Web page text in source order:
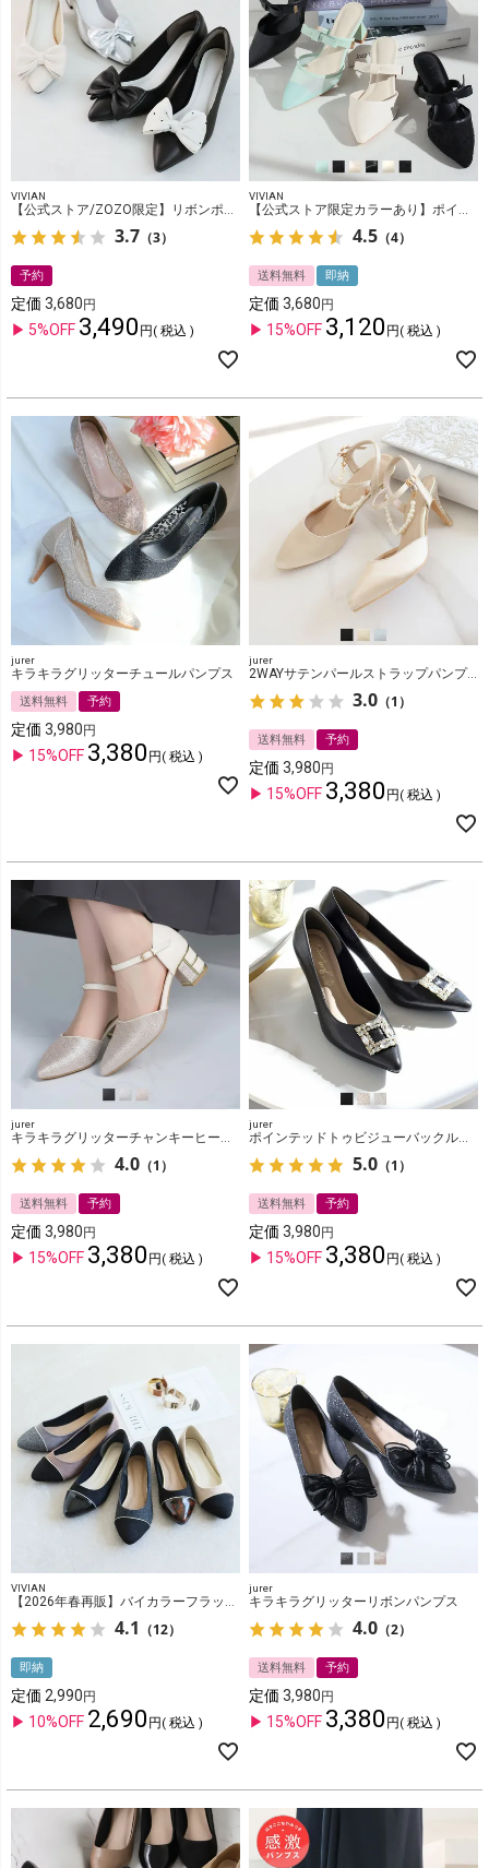
VIVIAN
【公式ストア/ZOZO限定】リボンポインテッドトゥパンプス
3.7 （3）
予約
定価 3,680
5%OFF 3,490 税込
VIVIAN
【公式ストア限定カラーあり】ポインテッドトゥリボンストラップミュールパンプス
4.5 （4）
送料無料 即納
定価 3,680
15%OFF 3,120 税込
jurer
キラキラグリッターチュールパンプス
送料無料 予約
定価 3,980
15%OFF 3,380 税込
jurer
2WAYサテンパールストラップパンプス
3.0 （1）
送料無料 予約
定価 3,980
15%OFF 3,380 税込
jurer
キラキラグリッターチャンキーヒールセパレートパンプス
4.0 （1）
送料無料 予約
定価 3,980
15%OFF 3,380 税込
jurer
ポインテッドトゥビジューバックルパンプス
5.0 （1）
送料無料 予約
定価 3,980
15%OFF 3,380 税込
VIVIAN
【2026年春再販】バイカラーフラットメタルヒールパンプス
4.1 （12）
即納
定価 2,990
10%OFF 2,690 税込
jurer
キラキラグリッターリボンパンプス
4.0 （2）
送料無料 予約
定価 3,980
15%OFF 3,380 税込